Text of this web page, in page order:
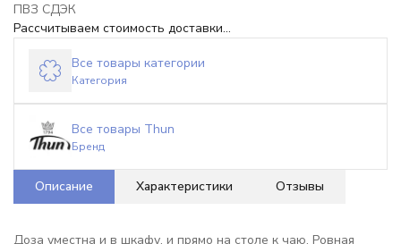
ПВЗ СДЭК
Рассчитываем стоимость доставки...
Все товары категории
Категория
Все товары Thun
Бренд
Описание Характеристики Отзывы
Доза уместна и в шкафу, и прямо на столе к чаю. Ровная